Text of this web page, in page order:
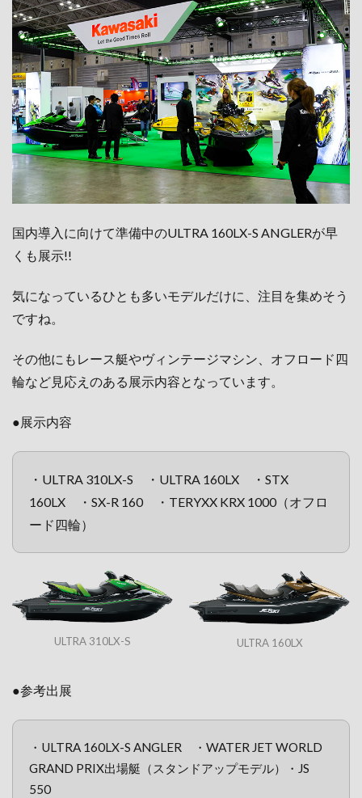
国内導入に向けて準備中のULTRA 160LX-S ANGLERが早
くも展示!!
気になっているひとも多いモデルだけに、注目を集めそう
ですね。
その他にもレース艇やヴィンテージマシン、オフロード四
輪など見応えのある展示内容となっています。
●展示内容
・ULTRA 310LX-S ・ULTRA 160LX ・STX
160LX ・SX-R 160 ・TERYXX KRX 1000（オフロ
ード四輪）
ULTRA 310LX-S ULTRA 160LX
●参考出展
・ULTRA 160LX-S ANGLER ・WATER JET WORLD
GRAND PRIX出場艇（スタンドアップモデル）・JS
550